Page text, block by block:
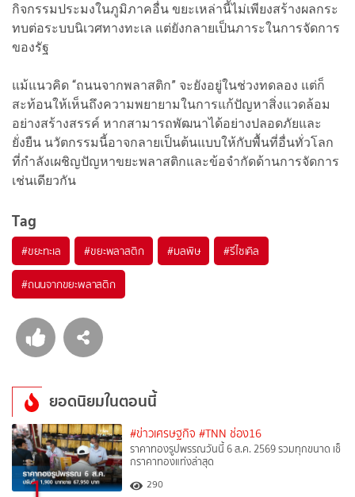
กิจกรรมประมงในภูมิภาคอื่น ขยะเหล่านี้ไม่เพียงสร้างผลกระ
ทบต่อระบบนิเวศทางทะเล แต่ยังกลายเป็นภาระในการจัดการ
ของรัฐ
แม้แนวคิด “ถนนจากพลาสติก” จะยังอยู่ในช่วงทดลอง แต่ก็
สะท้อนให้เห็นถึงความพยายามในการแก้ปัญหาสิ่งแวดล้อม
อย่างสร้างสรรค์ หากสามารถพัฒนาได้อย่างปลอดภัยและ
ยั่งยืน นวัตกรรมนี้อาจกลายเป็นต้นแบบให้กับพื้นที่อื่นทั่วโลก
ที่กำลังเผชิญปัญหาขยะพลาสติกและข้อจำกัดด้านการจัดการ
เช่นเดียวกัน
Tag
#ขยะทะเล #ขยะพลาสติก #มลพิษ #รีไซเคิล
#ถนนจากขยะพลาสติก
ยอดนิยมในตอนนี้
#ข่าวเศรษฐกิจ #TNN ช่อง16
ราคาทองรูปพรรณวันนี้ 6 ส.ค. 2569 รวมทุกขนาด เช็
กราคาทองแท่งล่าสุด
290